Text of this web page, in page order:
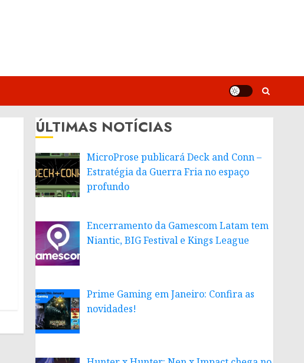
ÚLTIMAS NOTÍCIAS
MicroProse publicará Deck and Conn –
Estratégia da Guerra Fria no espaço
profundo
Encerramento da Gamescom Latam tem
Niantic, BIG Festival e Kings League
Prime Gaming em Janeiro: Confira as
novidades!